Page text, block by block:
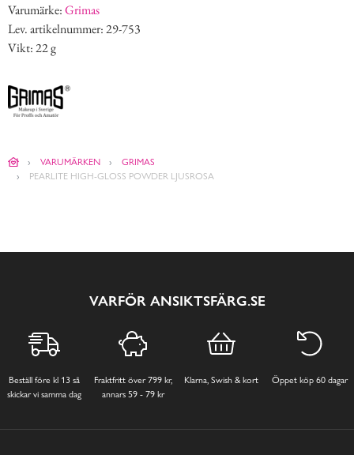
Varumärke:Grimas
Lev. artikelnummer: 29-753
Vikt: 22 g
VARUMÄRKEN
GRIMAS
PEARLITE HIGH-GLOSS POWDER LJUSROSA
VARFÖR ANSIKTSFÄRG.SE
Beställ före kl 13 så
skickar vi samma dag
Fraktfritt över 799 kr,
annars 59 - 79 kr
Klarna, Swish & kort Öppet köp 60 dagar